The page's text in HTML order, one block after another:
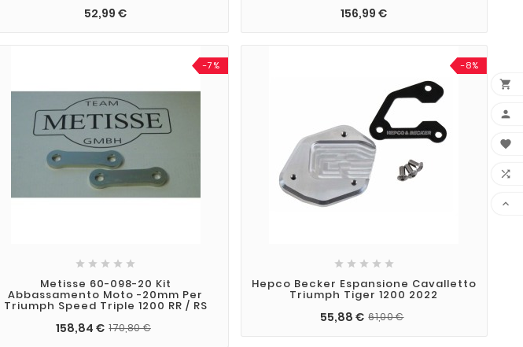
52,99 € 156,99 €
-7%
    
Metisse 60-098-20 Kit
Abbassamento Moto -20mm Per
Triumph Speed Triple 1200 RR / RS
158,84 € 170,80 €
-8%
    
Hepco Becker Espansione Cavalletto
Triumph Tiger 1200 2022
55,88 € 61,00 €




